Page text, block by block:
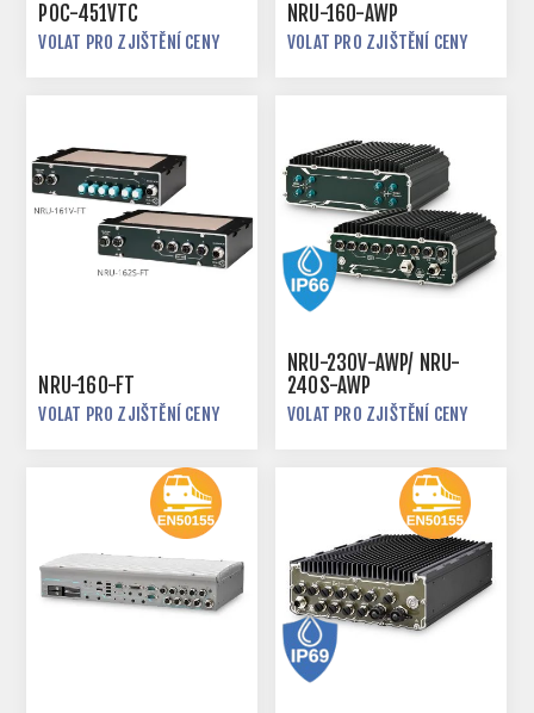
POC-451VTC
VOLAT PRO ZJIŠTĚNÍ CENY
NRU-160-AWP
VOLAT PRO ZJIŠTĚNÍ CENY
NRU-160-FT
VOLAT PRO ZJIŠTĚNÍ CENY
NRU-230V-AWP/ NRU-
240S-AWP
VOLAT PRO ZJIŠTĚNÍ CENY